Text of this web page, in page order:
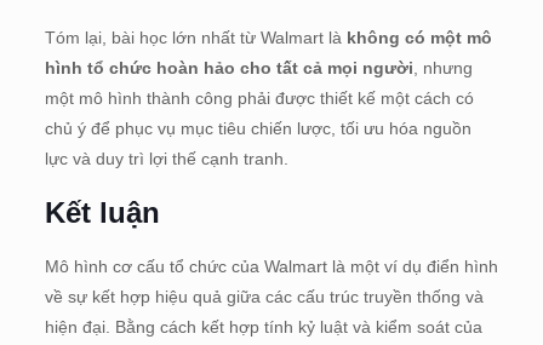
Tóm lại, bài học lớn nhất từ Walmart là không có một mô
hình tổ chức hoàn hảo cho tất cả mọi người , nhưng
một mô hình thành công phải được thiết kế một cách có
chủ ý để phục vụ mục tiêu chiến lược, tối ưu hóa nguồn
lực và duy trì lợi thế cạnh tranh.
Kết luận
Mô hình cơ cấu tổ chức của Walmart là một ví dụ điển hình
về sự kết hợp hiệu quả giữa các cấu trúc truyền thống và
hiện đại. Bằng cách kết hợp tính kỷ luật và kiểm soát của